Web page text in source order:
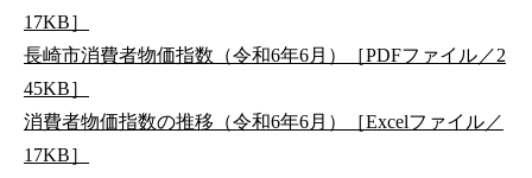
17KB］
長崎市消費者物価指数（令和6年6月）［PDFファイル／2
45KB］
消費者物価指数の推移（令和6年6月）［Excelファイル／
17KB］